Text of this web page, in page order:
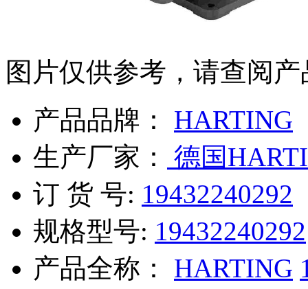
图片仅供参考，请查阅
产品品牌：
HARTING
生产厂家：
德国
订 货 号: 19432240292
规格型号: 19432240292
产品全称：
HARTING